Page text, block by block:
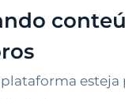
esteja